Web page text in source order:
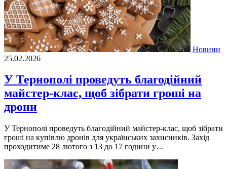
Новини
25.02.2026
У Тернополі проведуть благодійний
майстер-клас, щоб зібрати гроші на
дрони
У Тернополі проведуть благодійний майстер-клас, щоб зібрати
гроші на купівлю дронів для українських захисників. Захід
проходитиме 28 лютого з 13 до 17 години у…